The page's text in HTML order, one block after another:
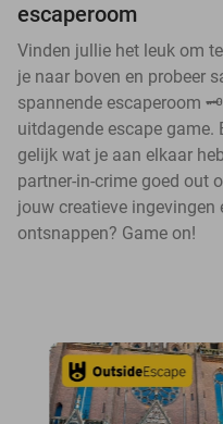
escaperoom
Vinden jullie het leuk om
je naar boven en probeer
spannende escaperoom
uitdagende escape game.
gelijk wat je aan elkaar
partner-in-crime goed out
jouw creatieve
ontsnappen? Game on!